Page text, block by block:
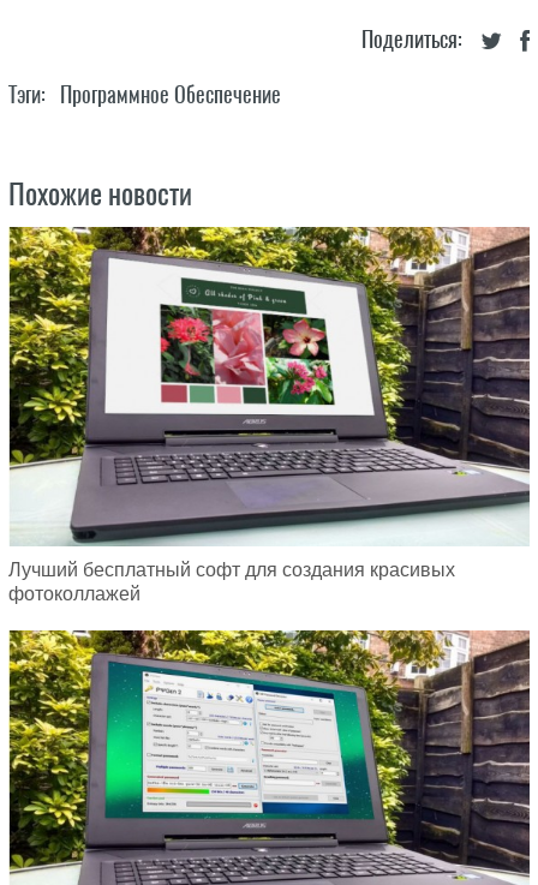
Поделиться:
Тэги: Программное Обеспечение
Похожие новости
Лучший бесплатный софт для создания красивых
фотоколлажей